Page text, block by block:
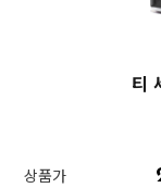
티
상품가